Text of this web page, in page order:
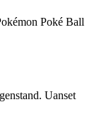
Poké Ball
Uanset